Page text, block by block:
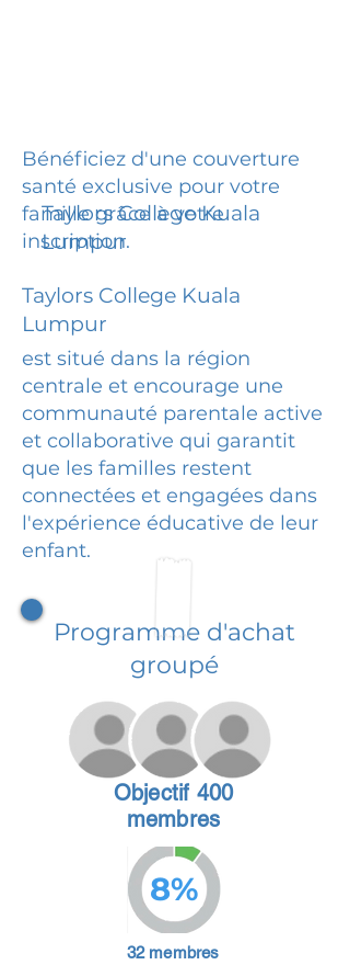
Bénéficiez d'une couverture
santé exclusive pour votre
famille grâce à votre
inscription.
Taylors College Kuala
Lumpur
Taylors College Kuala
Lumpur
est situé dans la région
centrale et encourage une
communauté parentale active
et collaborative qui garantit
que les familles restent
connectées et engagées dans
l'expérience éducative de leur
enfant.
Programme d'achat
groupé
Objectif 400
membres
8%
32 membres